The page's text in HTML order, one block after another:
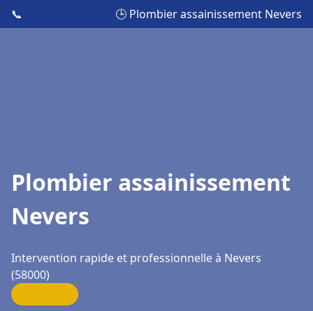
📞 🕒 Plombier assainissement Nevers
Plombier assainissement
Nevers
Intervention rapide et professionnelle à Nevers
(58000)